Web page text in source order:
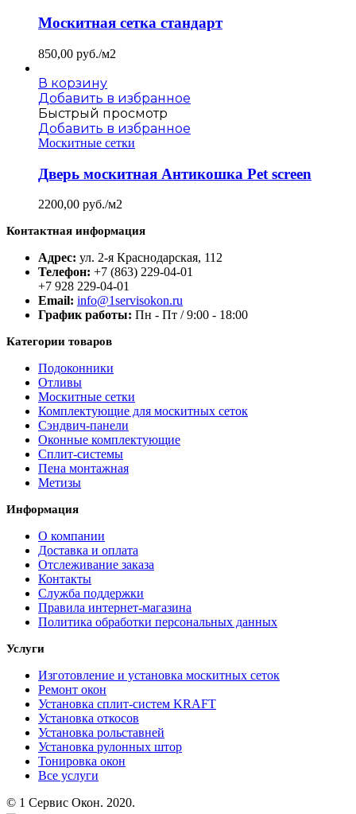
Москитная сетка стандарт
850,00 руб./м2
В корзину
Добавить в избранное
Быстрый просмотр
Добавить в избранное
Москитные сетки
Дверь москитная Антикошка Pet screen
2200,00 руб./м2
Контактная информация
Адрес: ул. 2-я Краснодарская, 112
Телефон: +7 (863) 229-04-01
+7 928 229-04-01
Email: info@1servisokon.ru
График работы: Пн - Пт / 9:00 - 18:00
Категории товаров
Подоконники
Отливы
Москитные сетки
Комплектующие для москитных сеток
Сэндвич-панели
Оконные комплектующие
Сплит-системы
Пена монтажная
Метизы
Информация
О компании
Доставка и оплата
Отслеживание заказа
Контакты
Служба поддержки
Правила интернет-магазина
Политика обработки персональных данных
Услуги
Изготовление и установка москитных сеток
Ремонт окон
Установка сплит-систем KRAFT
Установка откосов
Установка рольставней
Установка рулонных штор
Тонировка окон
Все услуги
© 1 Сервис Окон. 2020.